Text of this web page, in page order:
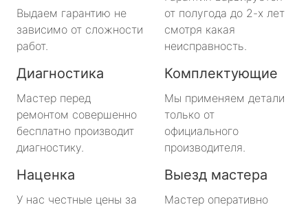
Шлиссельбург
Важины
Выдаем гарантию не
зависимо от сложности
работ.
от полугода до 2-х лет
смотря какая
неисправность.
Диагностика
Мастер перед
ремонтом совершенно
бесплатно производит
диагностику.
Комплектующие
Мы применяем детали
только от
официального
производителя.
Наценка
У нас честные цены за
Выезд мастера
Мастер оперативно